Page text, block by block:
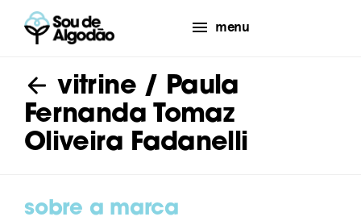
menu
vitrine/ Paula
Fernanda Tomaz
Oliveira Fadanelli
sobre a marca